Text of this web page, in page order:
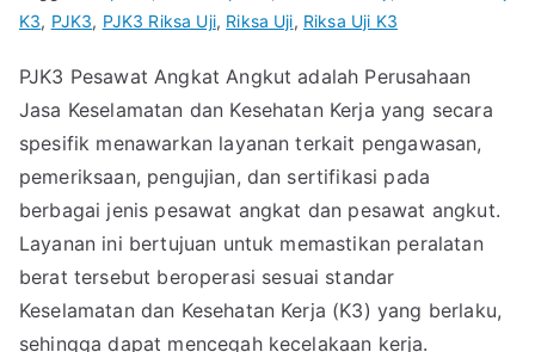
K3, PJK3, PJK3 Riksa Uji, Riksa Uji, Riksa Uji K3
PJK3 Pesawat Angkat Angkut adalah Perusahaan
Jasa Keselamatan dan Kesehatan Kerja yang secara
spesifik menawarkan layanan terkait pengawasan,
pemeriksaan, pengujian, dan sertifikasi pada
berbagai jenis pesawat angkat dan pesawat angkut.
Layanan ini bertujuan untuk memastikan peralatan
berat tersebut beroperasi sesuai standar
Keselamatan dan Kesehatan Kerja (K3) yang berlaku,
sehingga dapat mencegah kecelakaan kerja.